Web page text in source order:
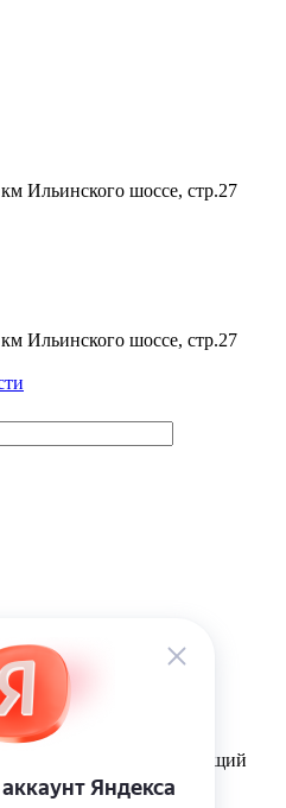
Ильинского шоссе, стр.27
Ильинского шоссе, стр.27
в каталоге интересующий